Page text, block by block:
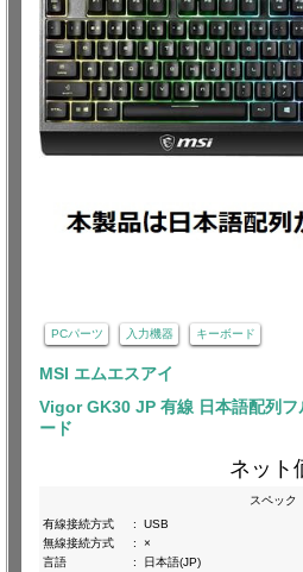
PCパーツ 入力機器 キーボード
MSI エムエスアイ
Vigor GK30 JP 有線 日本語配列
ード
ネット
スペック
有線接続方式
:
USB
無線接続方式
:
×
言語
:
日本語(JP)